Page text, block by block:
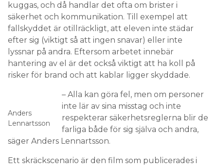
kuggas, och då handlar det ofta om brister i
säkerhet och kommunikation. Till exempel att
fallskyddet är otillräckligt, att eleven inte städar
efter sig (viktigt så att ingen snavar) eller inte
lyssnar på andra. Eftersom arbetet innebär
hantering av el är det också viktigt att ha koll på
risker för brand och att kablar ligger skyddade.
Anders
Lennartsson
– Alla kan göra fel, men om personer
inte lär av sina misstag och inte
respekterar säkerhetsreglerna blir de
farliga både för sig själva och andra,
säger Anders Lennartsson.
Ett skräckscenario är den film som publicerades i